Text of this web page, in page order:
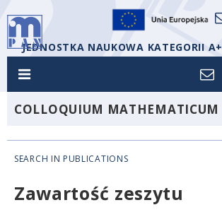
JEDNOSTKA NAUKOWA KATEGORII A+
COLLOQUIUM MATHEMATICUM
SEARCH IN PUBLICATIONS
Zawartość zeszytu